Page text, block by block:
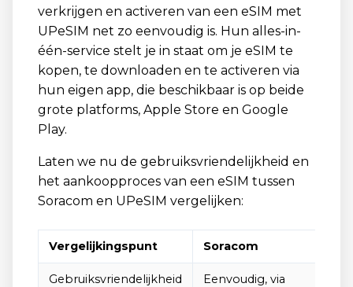
verkrijgen en activeren van een eSIM met
UPeSIM net zo eenvoudig is. Hun alles-in-
één-service stelt je in staat om je eSIM te
kopen, te downloaden en te activeren via
hun eigen app, die beschikbaar is op beide
grote platforms, Apple Store en Google
Play.
Laten we nu de gebruiksvriendelijkheid en
het aankoopproces van een eSIM tussen
Soracom en UPeSIM vergelijken:
Vergelijkingspunt Soracom
Gebruiksvriendelijkheid
Eenvoudig, via